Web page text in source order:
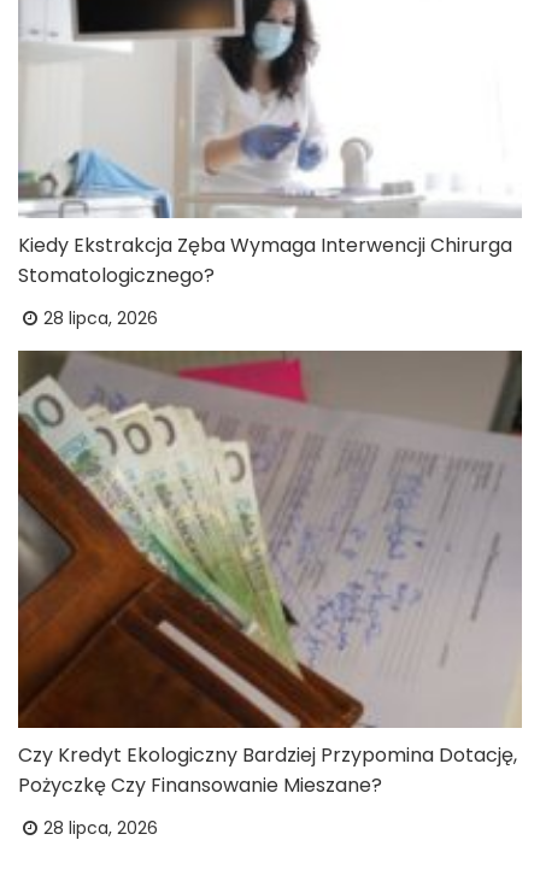
Kiedy Ekstrakcja Zęba Wymaga Interwencji Chirurga
Stomatologicznego?
28 lipca, 2026
Czy Kredyt Ekologiczny Bardziej Przypomina Dotację,
Pożyczkę Czy Finansowanie Mieszane?
28 lipca, 2026